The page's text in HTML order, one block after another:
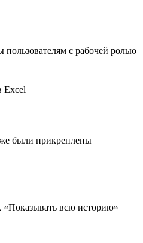
с рабочей ролью
же были прикреплены
«Показывать всю историю»